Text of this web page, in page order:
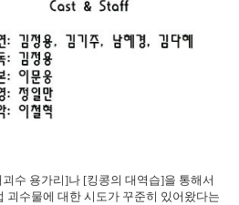
수 용가리]나 [킹콩의 대역습]을 통해서
괴수물에 대한 시도가 꾸준히 있어왔다는